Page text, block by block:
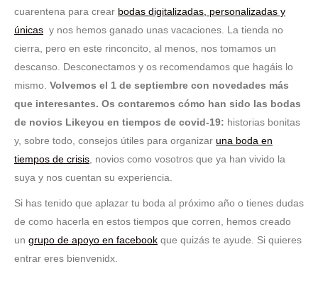
cuarentena para crear bodas digitalizadas, personalizadas y
únicas y nos hemos ganado unas vacaciones. La tienda no
cierra, pero en este rinconcito, al menos, nos tomamos un
descanso. Desconectamos y os recomendamos que hagáis lo
mismo. Volvemos el 1 de septiembre con novedades más
que interesantes. Os contaremos cómo han sido las bodas
de novios Likeyou en tiempos de covid-19: historias bonitas
y, sobre todo, consejos útiles para organizar una boda en
tiempos de crisis, novios como vosotros que ya han vivido la
suya y nos cuentan su experiencia.
Si has tenido que aplazar tu boda al próximo año o tienes dudas
de como hacerla en estos tiempos que corren, hemos creado
un grupo de apoyo en facebook que quizás te ayude. Si quieres
entrar eres bienvenidx.